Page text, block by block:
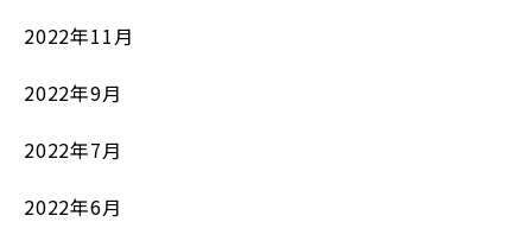
2022年11月
2022年9月
2022年7月
2022年6月